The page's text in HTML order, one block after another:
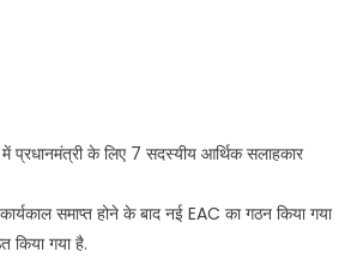
प्रधानमंत्री के लिए 7 सदस्यीय आर्थिक सलाहकार
समाप्त होने के बाद नई EAC का गठन किया गया
किया गया है.